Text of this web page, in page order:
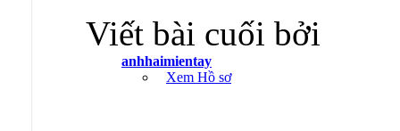
Viết bài cuối bởi
anhhaimientay
Xem Hồ sơ